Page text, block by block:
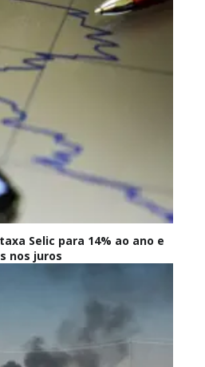
Selic para 14% ao ano e
nos juros